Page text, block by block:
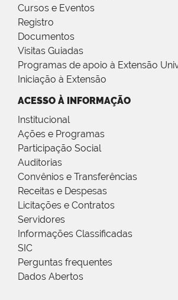
Cursos e Eventos
Registro
Documentos
Visitas Guiadas
Programas de apoio à Extensão
Iniciação à Extensão
ACESSO À INFORMAÇÃO
Institucional
Ações e Programas
Participação Social
Auditorias
Convênios e Transferências
Receitas e Despesas
Licitações e Contratos
Servidores
Informações Classificadas
SIC
Perguntas frequentes
Dados Abertos